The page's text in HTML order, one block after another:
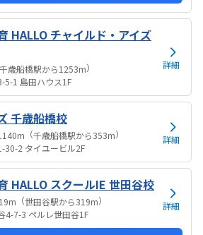
HALLO チャイルド・アイズ
千歳船橋駅から1253m）
5-1 島田ハウス1F
詳細
千歳船橋校
（千歳船橋駅から353m）
30-2 タイユービル2F
詳細
HALLO スクールIE 世田谷校
（世田谷駅から319m）
4-7-3 ペルレ世田谷1F
詳細